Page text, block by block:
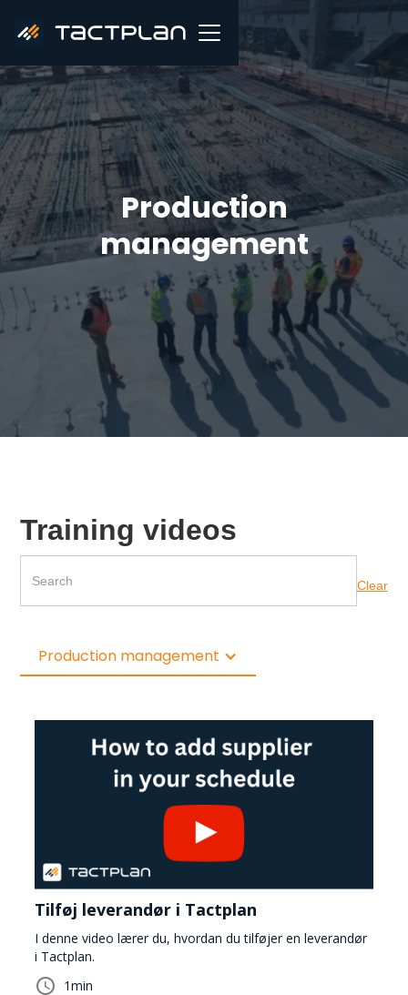
Production
management
Training videos
Clear
Production management
Tilføj leverandør i Tactplan
I denne video lærer du, hvordan du tilføjer en leverandør
i Tactplan.
1min